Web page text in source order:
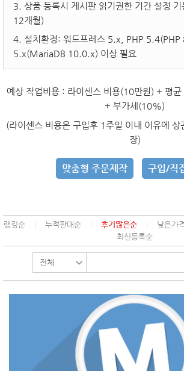
3. 상품 등록시 게시판 읽기권한 기간 설정
12개월)
4. 설치환경: 워드프레스 5.x, PHP 5.4(PHP
5.x(MariaDB 10.0.x) 이상 필요
예상 작업비용 : 라이센스 비용(10만원) + 평
+ 부가세(10%)
(라이센스 비용은 구입후 1주일 이내 이유에
장)
맞춤형 주문제작 구입/직
랭킹순 누적판매순 후기많은순 낮은가
최신등록순